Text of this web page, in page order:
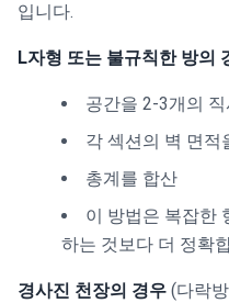
입니다.
L자형 또는 불규칙한 방의
공간을 2-3개의
각 섹션의 벽 면적
총계를 합산
이 방법은 복잡한
하는 것보다 더 정확
경사진 천장의 경우 (다락